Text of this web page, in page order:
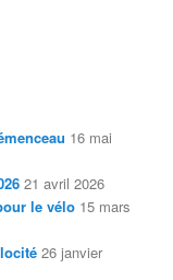
16 mai
21 avril 2026
le vélo 15 mars
26 janvier